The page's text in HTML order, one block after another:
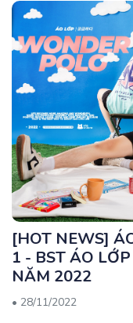
[HOT NEWS]
1 - BST ÁO
NĂM 2022
• 28/11/2022